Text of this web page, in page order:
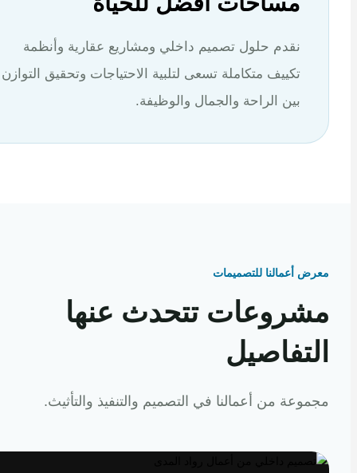
نقدم حلول تصميم داخلي ومشاريع عقارية وأنظمة
تكييف متكاملة تسعى لتلبية الاحتياجات وتحقيق التوازن
بين الراحة والجمال والوظيفة.
أعمالنا للتصميمات
تتحدث عنها
من أعمالنا في التصميم والتنفيذ والتأثيث.